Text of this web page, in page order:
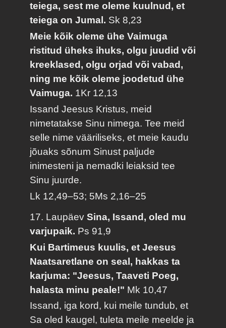
teiega, sest me oleme kuulnud, et
teiega on Jumal. Sk 8,23
Meie kõik oleme ühe Vaimuga
ristitud üheks ihuks, olgu juudid või
kreeklased, olgu orjad või vabad,
ning me kõik oleme joodetud ühe
Vaimuga. 1Kr 12,13
Issand Jeesus Kristus, meid
nimetatakse Sinu nimega. Tee meid
selle nime vääriliseks, et meie kaudu
jõuaks sõnum Sinust paljude
inimesteni ja nemadki leiaksid tee
Sinu juurde.
Lk 12,49–53; 5Ms 2,16–25
17. LaupäevSina, Issand, oled mu
varjupaik. Ps 91,9
Kui Bartimeus kuulis, et Jeesus
Naatsaretlane on seal, hakkas ta
karjuma: "Jeesus, Taaveti Poeg,
halasta minu peale!" Mk 10,47
Issand, iga kord, kui meile tundub, et
Sa oled kaugel, tuleta meile meelde ja